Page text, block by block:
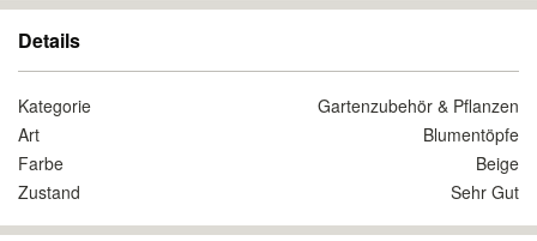
Details
Kategorie
Gartenzubehör & Pflanzen
Art
Blumentöpfe
Farbe
Beige
Zustand
Sehr Gut